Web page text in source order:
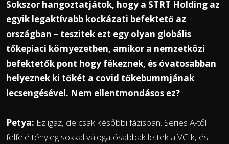
Sokszor hangoztatjátok, hogy a STRT Holding az
egyik legaktívabb kockázati befektető az
országban – teszitek ezt egy olyan globális
tőkepiaci környezetben, amikor a nemzetközi
befektetők pont hogy fékeznek, és óvatosabban
helyeznek ki tőkét a covid tőkebummjának
lecsengésével. Nem ellentmondásos ez?
Petya: Ez igaz, de csak későbbi fázisban. Series A-től
felfelé tényleg sokkal válogatósabbak lettek a VC-k, és